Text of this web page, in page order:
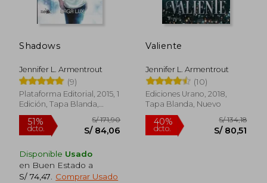
Shadows
Jennifer L. Armentrout
(9)
Plataforma Editorial, 2015, 1
Edición, Tapa Blanda,
Nuevo
Disponible Usado
en Buen Estado a
S/ 74,47
Comprar Usado
Valiente
Jennifer L. Armentrout
(10)
Ediciones Urano, 2018,
Tapa Blanda, Nuevo